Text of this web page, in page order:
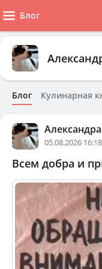
Блог
Блог Кулинарная
Александра
05.08.2026 16:18
Всем добра и